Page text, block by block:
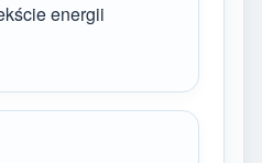
energii